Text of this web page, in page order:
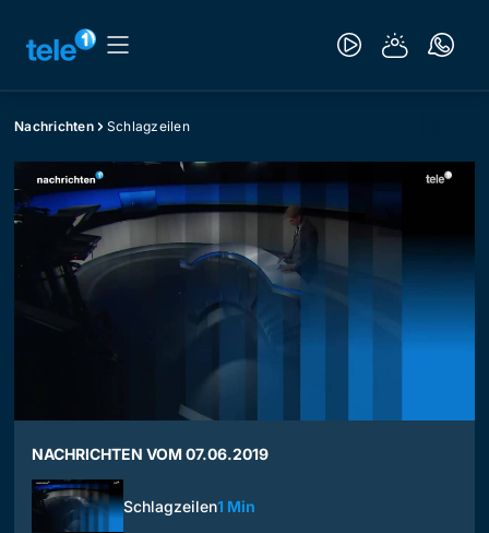
Nachrichten Schlagzeilen
NACHRICHTEN VOM 07.06.2019
Schlagzeilen1 Min